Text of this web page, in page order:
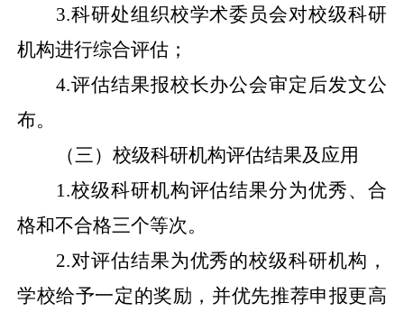
3.科研处组织校学术委员会对校级科研
机构进行综合评估；
4.评估结果报校长办公会审定后发文公
布。
（三）校级科研机构评估结果及应用
1.校级科研机构评估结果分为优秀、合
格和不合格三个等次。
2.对评估结果为优秀的校级科研机构，
学校给予一定的奖励，并优先推荐申报更高